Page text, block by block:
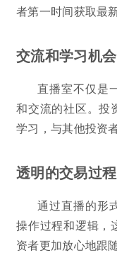
者第一时间获取最
交流和学习机会
直播室不仅是
和交流的社区。投
学习，与其他投资
透明的交易过程
通过直播的形
操作过程和逻辑，
资者更加放心地跟